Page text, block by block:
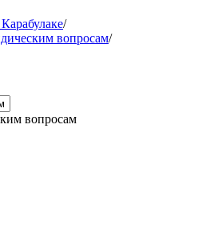
/
вопросам/
вопросам